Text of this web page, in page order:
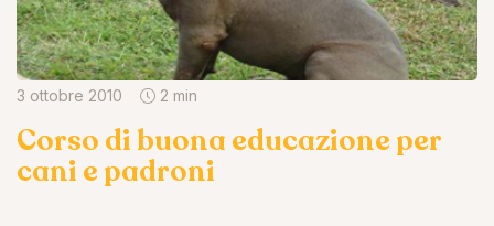
3 ottobre 2010 2 min
Corso di buona educazione per
cani e padroni